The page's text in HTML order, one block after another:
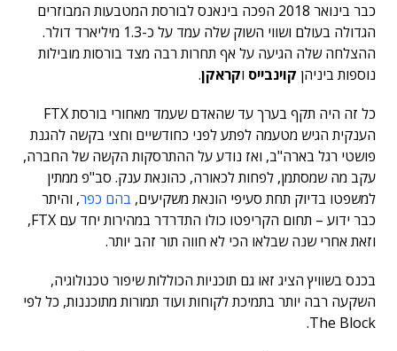
כבר בינואר 2018 הפכה בינאנס לבורסת המטבעות המבוזרים
הגדולה בעולם ושווי השוק שלה עמד על כ-1.3 מיליארד דולר.
ההצלחה שלה הגיעה על אף תחרות רבה מצד בורסות מובילות
נוספות ביניהן קוינבייס וקראקן.
כל זה היה תקף בערך עד שהאדם שעמד מאחורי בורסת FTX
הענקית הגיש מטעמה לפתע לפני כחודשיים וחצי בקשה להגנת
פושטי רגל בארה"ב, ואז נודע על ההתרסקות הקשה של החברה,
עקב מה שמסתמן, לפחות לכאורה, כהונאת ענק. סב"פ ממתין
למשפטו בדיוק תחת סעיפי הונאת משקיעים, בהם כפר, והיתר
כבר ידוע – תחום הקריפטו כולו התדרדר במהירות יחד עם FTX,
וזאת אחרי שנה שבלאו הכי לא חווה תור זהב יותר.
בכנס בשוויץ הציג זאו גם תוכניות הכוללות שיפור טכנולוגיה,
השקעה רבה יותר בתמיכת לקוחות ועוד תמורות מתוכננות, כל לפי
The Block.